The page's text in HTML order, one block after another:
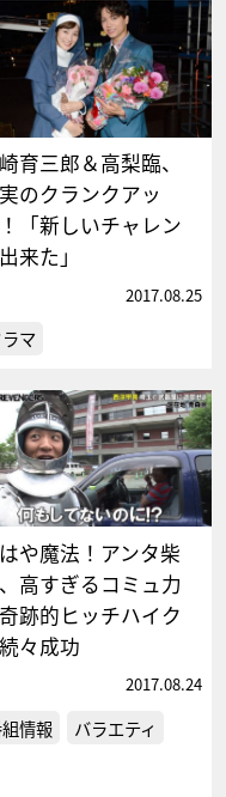
育三郎＆高梨臨、
のクランクアッ
「新しいチャレン
来た」
2017.08.25
ラマ
や魔法！アンタ柴
高すぎるコミュ力
跡的ヒッチハイク
々成功
2017.08.24
情報 バラエティ